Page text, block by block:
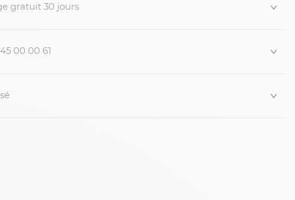
gratuit 30 jours
00 00 61